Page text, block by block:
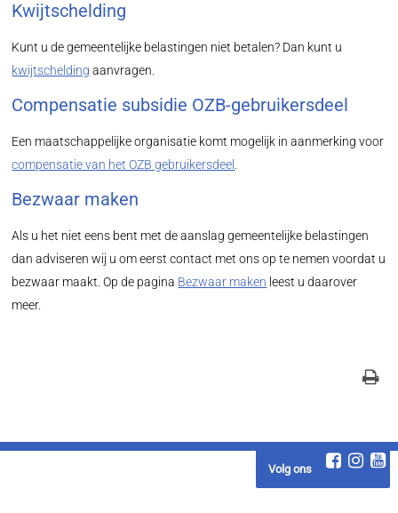
Kwijtschelding
Kunt u de gemeentelijke belastingen niet betalen? Dan kunt u
kwijtschelding aanvragen.
Compensatie subsidie OZB-gebruikersdeel
Een maatschappelijke organisatie komt mogelijk in aanmerking voor
compensatie van het OZB gebruikersdeel
Bezwaar maken
Als u het niet eens bent met de aanslag gemeentelijke belastingen
dan adviseren wij u om eerst contact met ons op te nemen voordat u
bezwaar maakt. Op de pagina Bezwaar maken leest u daarover
meer.
Volg ons